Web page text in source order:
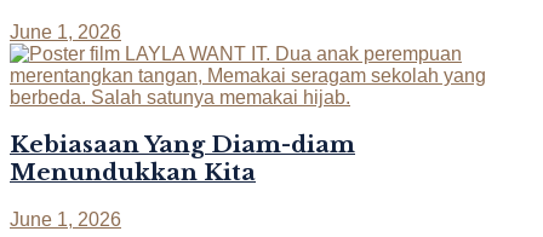
June 1, 2026
Kebiasaan Yang Diam-diam
Menundukkan Kita
June 1, 2026